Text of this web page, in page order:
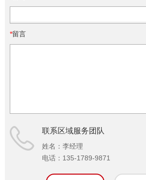
*留言
联系区域服务团队
姓名： 李经理
电话： 135-1789-9871